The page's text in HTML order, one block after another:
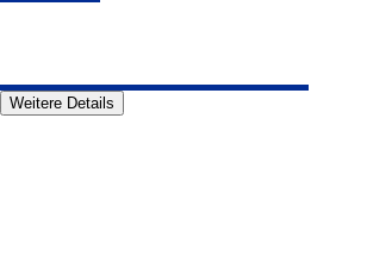
Weitere Details